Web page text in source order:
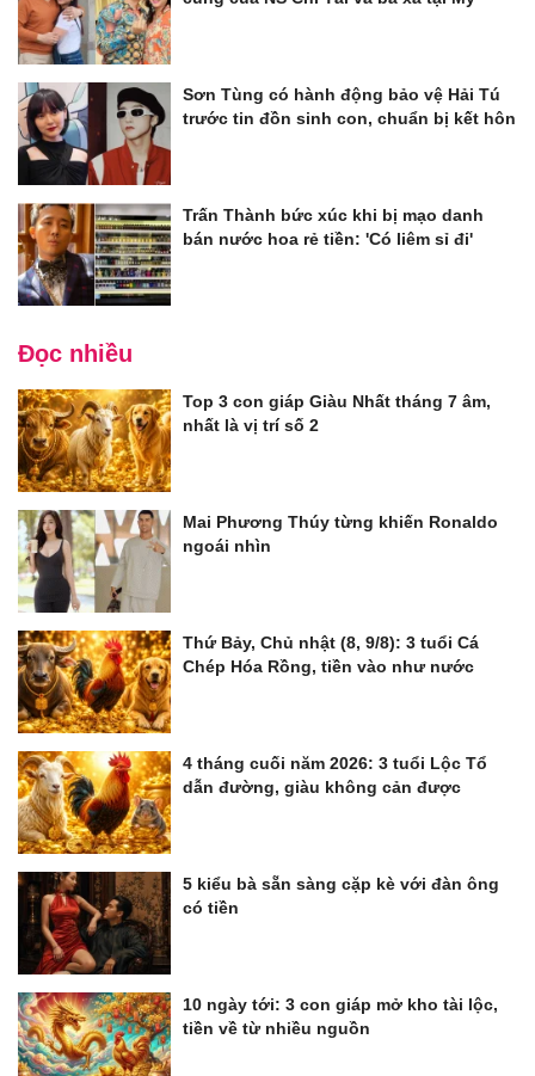
Sơn Tùng có hành động bảo vệ Hải Tú
trước tin đồn sinh con, chuẩn bị kết hôn
Trấn Thành bức xúc khi bị mạo danh
bán nước hoa rẻ tiền: 'Có liêm sỉ đi'
Đọc nhiều
Top 3 con giáp Giàu Nhất tháng 7 âm,
nhất là vị trí số 2
Mai Phương Thúy từng khiến Ronaldo
ngoái nhìn
Thứ Bảy, Chủ nhật (8, 9/8): 3 tuổi Cá
Chép Hóa Rồng, tiền vào như nước
4 tháng cuối năm 2026: 3 tuổi Lộc Tổ
dẫn đường, giàu không cản được
5 kiểu bà sẵn sàng cặp kè với đàn ông
có tiền
10 ngày tới: 3 con giáp mở kho tài lộc,
tiền về từ nhiều nguồn